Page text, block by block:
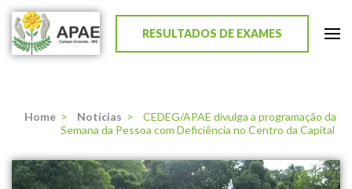
APAE de Campo Grande
RESULTADOS DE EXAMES
Home > Notícias >
CEDEG/APAE divulga a programação da
Semana da Pessoa com Deficiência no Centro da Capital